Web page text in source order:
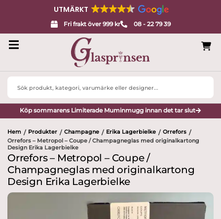
UTMÄRKT
Fri frakt över 999 kr 08 - 22 79 39
Search
Köp sommarens Limiterade Muminmugg innan det tar slut
Hem / Produkter / Champagne / Erika Lagerbielke / Orrefors /
Orrefors – Metropol – Coupe / Champagneglas med originalkartong
Design Erika Lagerbielke
Orrefors – Metropol – Coupe /
Champagneglas med originalkartong
Design Erika Lagerbielke